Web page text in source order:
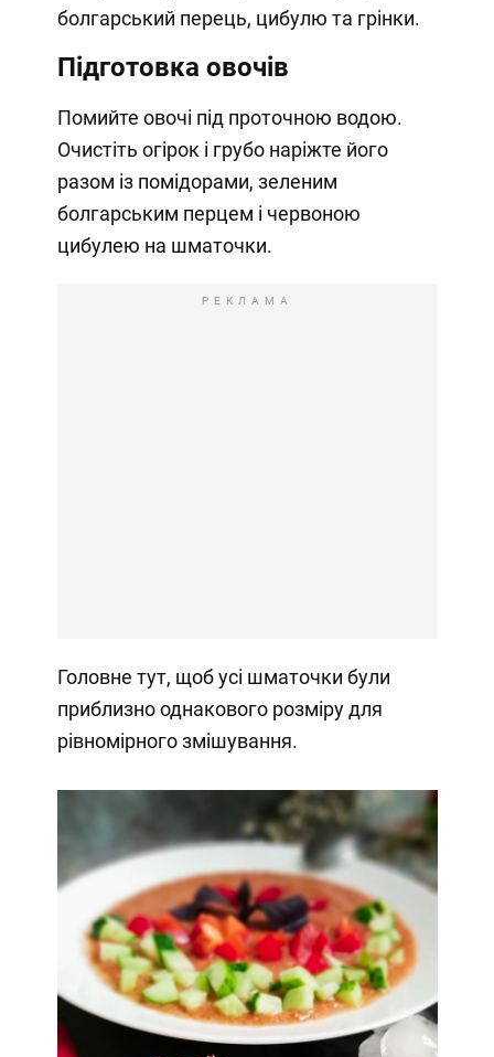
болгарський перець, цибулю та грінки.
Підготовка овочів
Помийте овочі під проточною водою.
Очистіть огірок і грубо наріжте його
разом із помідорами, зеленим
болгарським перцем і червоною
цибулею на шматочки.
РЕКЛАМА
Головне тут, щоб усі шматочки були
приблизно однакового розміру для
рівномірного змішування.